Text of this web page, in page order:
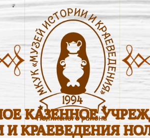
КАЗЕННОЕ
И КРАЕВЕДЕНИЯ